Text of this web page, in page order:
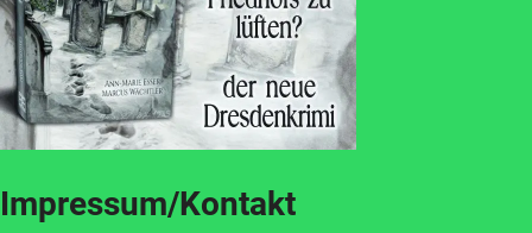
Impressum/Kontakt